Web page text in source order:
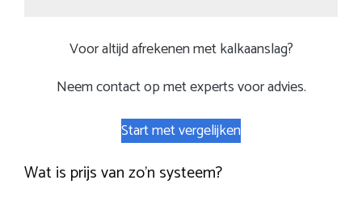
Voor altijd afrekenen met kalkaanslag?
Neem contact op met experts voor advies.
Start met vergelijken
Wat is prijs van zo’n systeem?